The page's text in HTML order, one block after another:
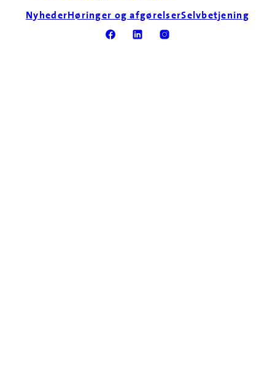
NyhederHøringer og afgørelserSelvbetjening